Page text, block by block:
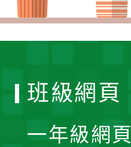
班級網頁
一年級網頁